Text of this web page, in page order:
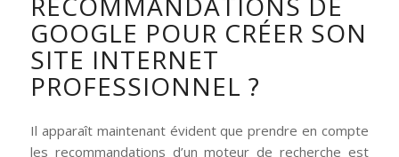
GOOGLE POUR CRÉER SON
SITE INTERNET
PROFESSIONNEL ?
Il apparaît maintenant évident que prendre en compte
les recommandations d’un moteur de recherche est